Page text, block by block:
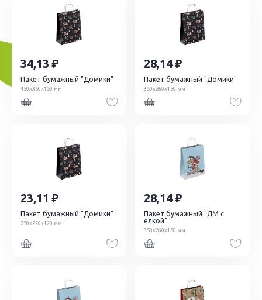
34,13
Пакет бумажный "Домики"
450х350х150 мм
28,14
Пакет бумажный "Домики"
350х260х150 мм
23,11
Пакет бумажный "Домики"
250х220х120 мм
28,14
Пакет бумажный "ДМ с
ёлкой"
350х260х150 мм